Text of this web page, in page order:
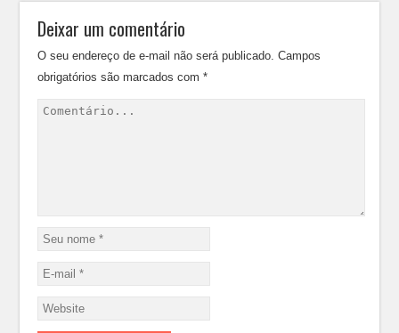
Deixar um comentário
O seu endereço de e-mail não será publicado. Campos
obrigatórios são marcados com*